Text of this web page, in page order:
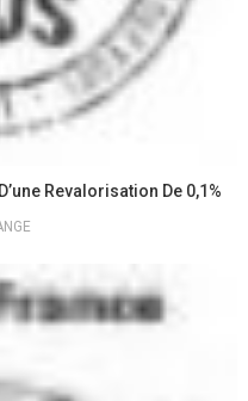
Revalorisation De 0,1%